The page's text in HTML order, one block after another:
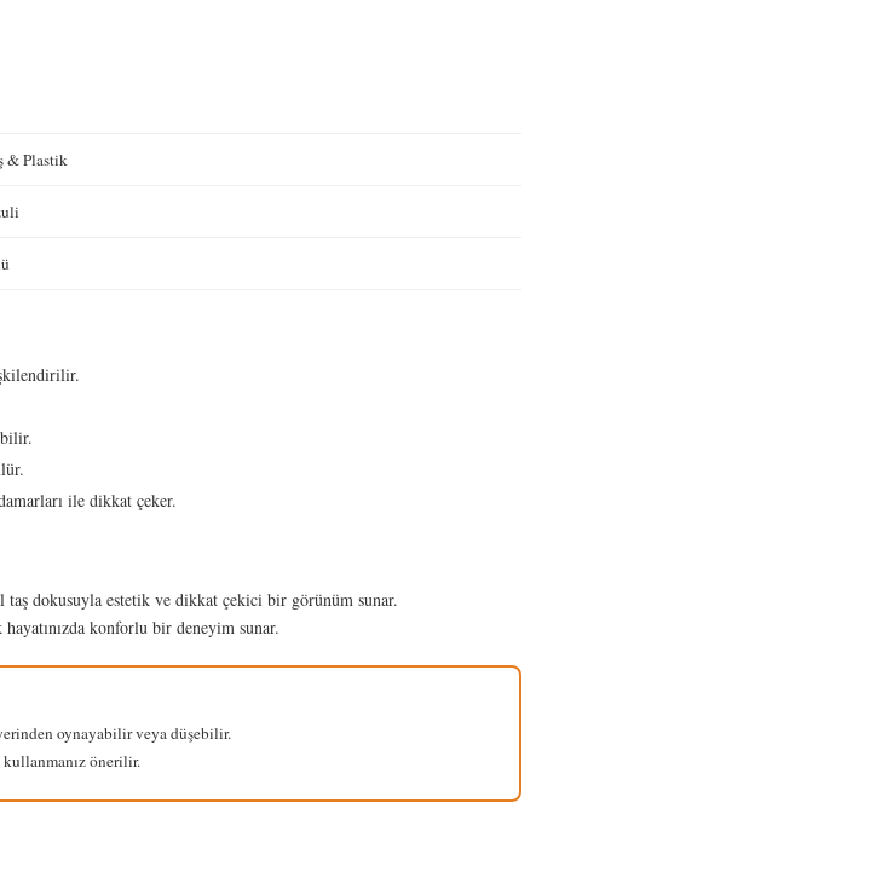
& Plastik
ile dikkat çeker.
dokusuyla estetik ve dikkat çekici bir görünüm sunar.
konforlu bir deneyim sunar.
oynayabilir veya düşebilir.
önerilir.